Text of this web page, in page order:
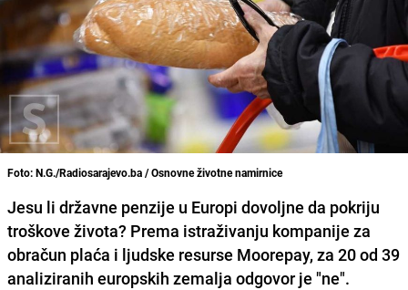
Foto: N.G./Radiosarajevo.ba / Osnovne životne namirnice
Jesu li državne penzije u Europi dovoljne da pokriju
troškove života? Prema istraživanju kompanije za
obračun plaća i ljudske resurse Moorepay, za 20 od 39
analiziranih europskih zemalja odgovor je "ne".